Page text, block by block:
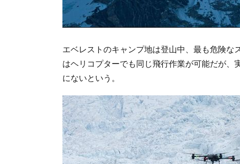
エベレストのキャンプ地は登山中、最も危険な
はヘリコプターでも同じ飛行作業が可能だが、
にないという。